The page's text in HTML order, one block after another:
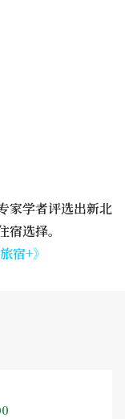
家学者评选出新北
选择。
宿+》